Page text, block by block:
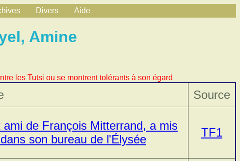
Divers Aide
Amine
les Tutsi ou se montrent tolérants à son égard
Source
de François Mitterrand, a mis
son bureau de l'Élysée
TF1